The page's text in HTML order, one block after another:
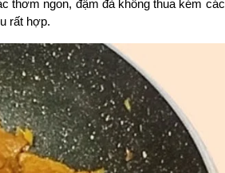
thơm ngon, đậm đà không thua kém các
rất hợp.